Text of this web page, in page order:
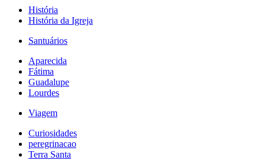
História
História da Igreja
Santuários
Aparecida
Fátima
Guadalupe
Lourdes
Viagem
Curiosidades
peregrinacao
Terra Santa